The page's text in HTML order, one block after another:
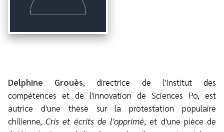
Delphine Grouès, directrice de l'Institut des
compétences et de l'innovation de Sciences Po, est
autrice d'une thèse sur la protestation populaire
chilienne,Cris et écrits de l'opprimé, et d'une pièce de